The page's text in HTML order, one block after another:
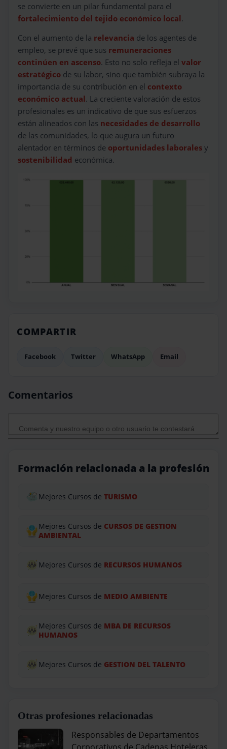
se convierte en un pilar fundamental para el
fortalecimiento del tejido económico local.
Con el aumento de la relevancia de los agentes de
empleo, se prevé que sus remuneraciones
continúen en ascenso. Esto no solo refleja el valor
estratégico de su labor, sino que también subraya la
importancia de su contribución en el contexto
económico actual. La creciente valoración de estos
profesionales es un indicativo de que sus esfuerzos
están alineados con las necesidades de desarrollo
de las comunidades, lo que augura un futuro
alentador en términos de oportunidades laborales y
sostenibilidad económica.
COMPARTIR
Facebook Twitter WhatsApp Email
Comentarios
Formación relacionada a la profesión
Mejores Cursos de TURISMO
Mejores Cursos de CURSOS DE GESTION
AMBIENTAL
Mejores Cursos de RECURSOS HUMANOS
Mejores Cursos de MEDIO AMBIENTE
Mejores Cursos de MBA DE RECURSOS
HUMANOS
Mejores Cursos de GESTION DEL TALENTO
Otras profesiones relacionadas
Responsables de Departamentos